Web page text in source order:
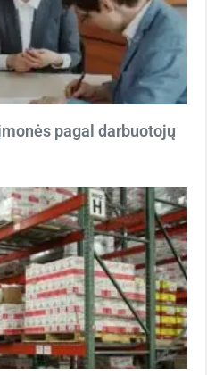
pagal darbuotojų